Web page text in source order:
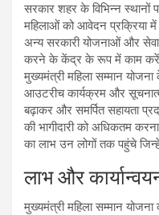
सरकार शहर के विभिन्न स्थानों
महिलाओं को आवेदन प्रक्रिया
अन्य सरकारी योजनाओं और
करने के केंद्र के रूप में काम
मुख्यमंत्री महिला सम्मान
आउटरीच कार्यक्रम और
बढ़ाकर और समर्पित सहायता
की भागीदारी को अधिकतम
का लाभ उन लोगों तक पहुंचे
लाभ और
मुख्यमंत्री महिला सम्मान